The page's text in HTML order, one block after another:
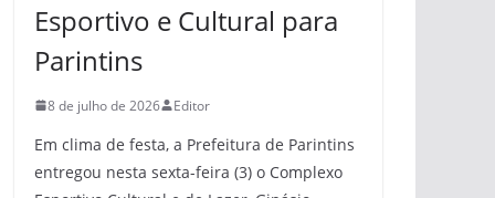
Esportivo e Cultural para
Parintins
8 de julho de 2026 Editor
Em clima de festa, a Prefeitura de Parintins
entregou nesta sexta-feira (3) o Complexo